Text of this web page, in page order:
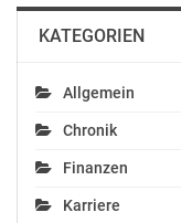
KATEGORIEN
Allgemein
Chronik
Finanzen
Karriere